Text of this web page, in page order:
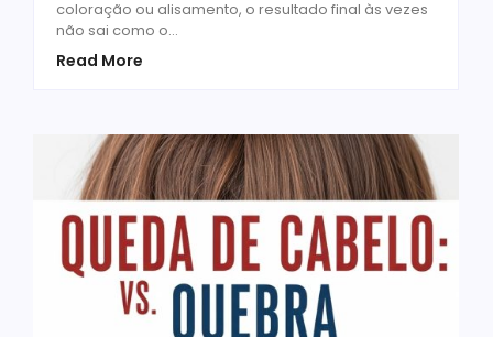
coloração ou alisamento, o resultado final às vezes
não sai como o…
Read More